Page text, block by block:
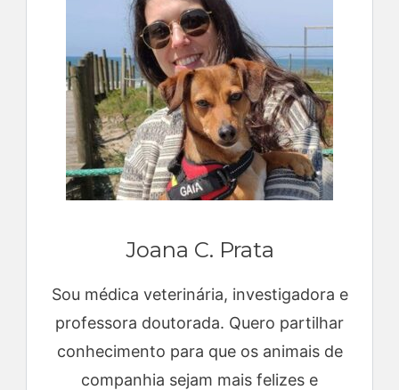
Joana C. Prata
Sou médica veterinária, investigadora e
professora doutorada. Quero partilhar
conhecimento para que os animais de
companhia sejam mais felizes e